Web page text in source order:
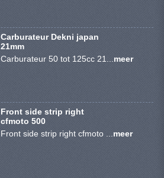
E SCOOTERS
ACCOUNT
Carburateur Dekni japan
21mm
Carburateur 50 tot 125cc 21... meer
Front side strip right
cfmoto 500
Front side strip right cfmoto ... meer